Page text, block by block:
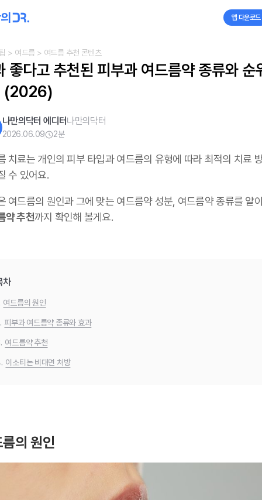
앱 다운로드
> 여드름> 여드름 추천 콘텐츠
좋다고 추천된 피부과 여드름약 종류와 순
(2026)
나만의닥터 에디터나만의닥터
2026.06.09 2분
치료는 개인의 피부 타입과 여드름의 유형에 따라 최적의 치료 방
수 있어요.
여드름의 원인과 그에 맞는 여드름약 성분, 여드름약 종류를 알
약 추천까지 확인해 볼게요.
차
여드름의 원인
피부과 여드름약 종류와 효과
여드름약 추천
이소티논 비대면 처방
의 원인